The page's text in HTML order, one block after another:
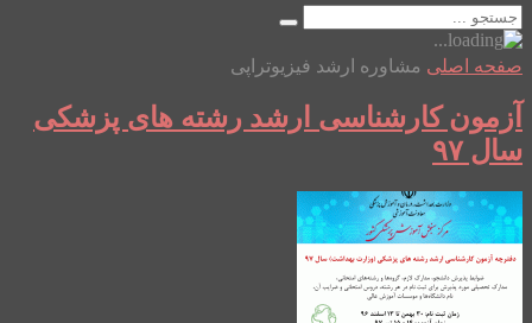
صفحه اصلی مشاوره ارشد فیزیوتراپی
آزمون کارشناسی ارشد رشته های پزشکی
سال ۹۷